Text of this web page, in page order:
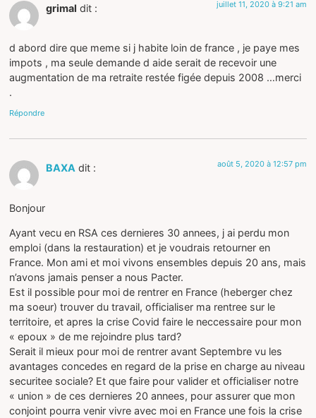
grimal dit : juillet 11, 2020 à 9:21 am
d abord dire que meme si j habite loin de france , je paye mes
impots , ma seule demande d aide serait de recevoir une
augmentation de ma retraite restée figée depuis 2008 …merci
.
Répondre
BAXA dit : août 5, 2020 à 12:57 pm
Bonjour
Ayant vecu en RSA ces dernieres 30 annees, j ai perdu mon
emploi (dans la restauration) et je voudrais retourner en
France. Mon ami et moi vivons ensembles depuis 20 ans, mais
n’avons jamais penser a nous Pacter.
Est il possible pour moi de rentrer en France (heberger chez
ma soeur) trouver du travail, officialiser ma rentree sur le
territoire, et apres la crise Covid faire le neccessaire pour mon
« epoux » de me rejoindre plus tard?
Serait il mieux pour moi de rentrer avant Septembre vu les
avantages concedes en regard de la prise en charge au niveau
securitee sociale? Et que faire pour valider et officialiser notre
« union » de ces dernieres 20 annees, pour assurer que mon
conjoint pourra venir vivre avec moi en France une fois la crise